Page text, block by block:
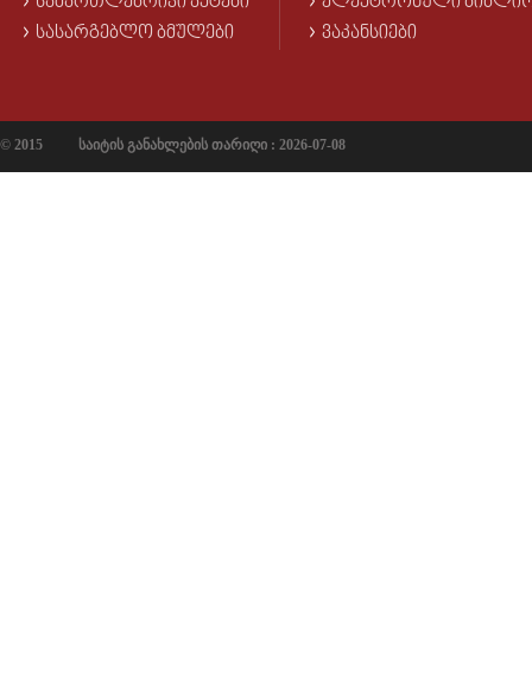
ᲡᲐᲡᲐᲠᲒᲔᲑᲚᲝ ᲑᲛᲣᲚᲔᲑᲘ
ᲕᲐᲙᲐᲜᲡᲘᲔᲑᲘ
© 2015 საიტის განახლების თარიღი : 2026-07-08